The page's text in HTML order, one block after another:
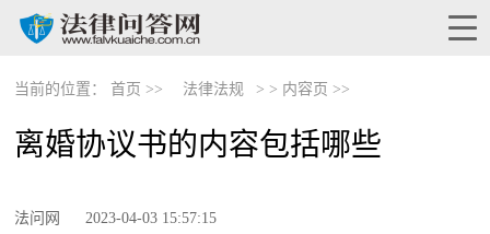
当前的位置： 首页 >> 法律法规 > > 内容页 >>
离婚协议书的内容包括哪些
法问网 2023-04-03 15:57:15